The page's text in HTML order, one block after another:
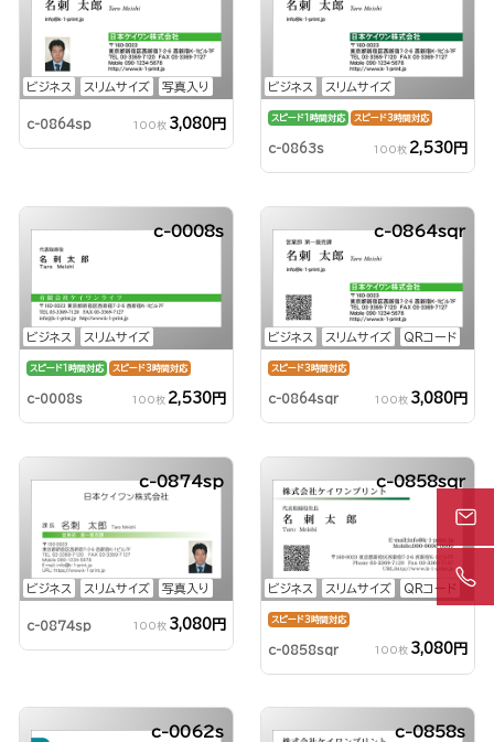
ビジネス スリムサイズ 写真入り
c-0864sp 100枚 3,080円
ビジネス スリムサイズ
スピード1時間対応 スピード3時間対応
c-0863s 100枚 2,530円
ビジネス スリムサイズ
c-0008s
スピード1時間対応 スピード3時間対応
c-0008s 100枚 2,530円
ビジネス スリムサイズ QRコード
c-0864sqr
スピード3時間対応
c-0864sqr 100枚 3,080円
ビジネス スリムサイズ 写真入り
c-0874sp
c-0874sp 100枚 3,080円
ビジネス スリムサイズ QRコード
c-0858sqr
スピード3時間対応
c-0858sqr 100枚 3,080円
c-0062s c-0858s